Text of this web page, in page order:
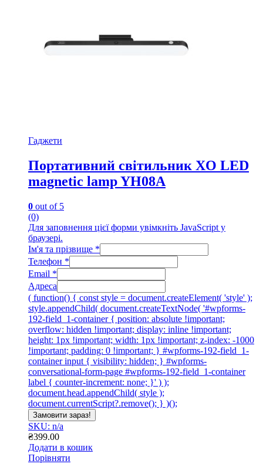
Гаджети
Портативний світильник XO LED
magnetic lamp YH08A
0 out of 5
(0)
Для заповнення цієї форми увімкніть JavaScript у
браузері.
Ім'я та прізвище *
Телефон *
Email *
Адреса
( function() { const style = document.createElement( 'style' );
style.appendChild( document.createTextNode( '#wpforms-
192-field_1-container { position: absolute !important;
overflow: hidden !important; display: inline !important;
height: 1px !important; width: 1px !important; z-index: -1000
!important; padding: 0 !important; } #wpforms-192-field_1-
container input { visibility: hidden; } #wpforms-
conversational-form-page #wpforms-192-field_1-container
label { counter-increment: none; }' ) );
document.head.appendChild( style );
document.currentScript?.remove(); } )();
Замовити зараз!
SKU: n/a
₴399.00
Додати в кошик
Порівняти